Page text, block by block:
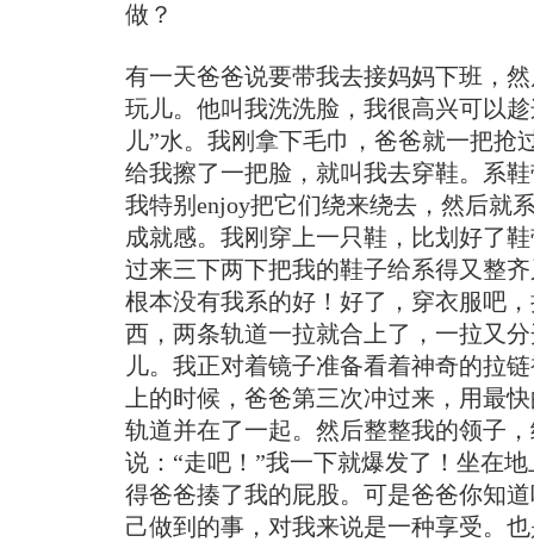
做？
有一天爸爸说要带我去接妈妈下班，
玩儿。他叫我洗洗脸，我很高兴可以
儿”水。我刚拿下毛巾，爸爸就一把抢
给我擦了一把脸，就叫我去穿鞋。系
我特别enjoy把它们绕来绕去，然后就
成就感。我刚穿上一只鞋，比划好了
过来三下两下把我的鞋子给系得又整
根本没有我系的好！好了，穿衣服吧
西，两条轨道一拉就合上了，一拉又
儿。我正对着镜子准备看着神奇的拉
上的时候，爸爸第三次冲过来，用最
轨道并在了一起。然后整整我的领子
说：“走吧！”我一下就爆发了！坐在
得爸爸揍了我的屁股。可是爸爸你知
己做到的事，对我来说是一种享受。